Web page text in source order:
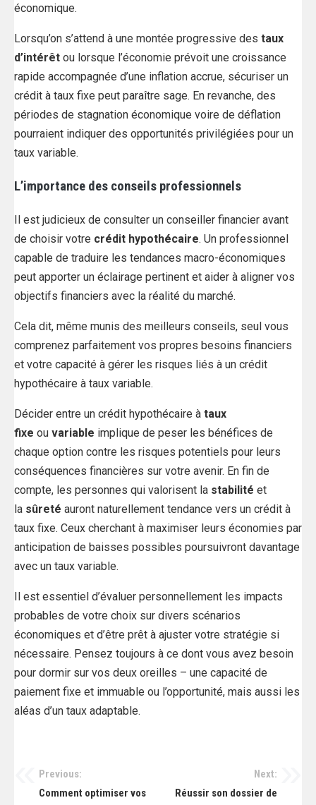
économique.
Lorsqu’on s’attend à une montée progressive des taux
d’intérêt ou lorsque l’économie prévoit une croissance
rapide accompagnée d’une inflation accrue, sécuriser un
crédit à taux fixe peut paraître sage. En revanche, des
périodes de stagnation économique voire de déflation
pourraient indiquer des opportunités privilégiées pour un
taux variable.
L’importance des conseils professionnels
Il est judicieux de consulter un conseiller financier avant
de choisir votre crédit hypothécaire. Un professionnel
capable de traduire les tendances macro-économiques
peut apporter un éclairage pertinent et aider à aligner vos
objectifs financiers avec la réalité du marché.
Cela dit, même munis des meilleurs conseils, seul vous
comprenez parfaitement vos propres besoins financiers
et votre capacité à gérer les risques liés à un crédit
hypothécaire à taux variable.
Décider entre un crédit hypothécaire à taux
fixe ou variable implique de peser les bénéfices de
chaque option contre les risques potentiels pour leurs
conséquences financières sur votre avenir. En fin de
compte, les personnes qui valorisent la stabilité et
la sûreté auront naturellement tendance vers un crédit à
taux fixe. Ceux cherchant à maximiser leurs économies par
anticipation de baisses possibles poursuivront davantage
avec un taux variable.
Il est essentiel d’évaluer personnellement les impacts
probables de votre choix sur divers scénarios
économiques et d’être prêt à ajuster votre stratégie si
nécessaire. Pensez toujours à ce dont vous avez besoin
pour dormir sur vos deux oreilles – une capacité de
paiement fixe et immuable ou l’opportunité, mais aussi les
aléas d’un taux adaptable.
Navigation
Previous:
Comment optimiser vos
Next:
Réussir son dossier de